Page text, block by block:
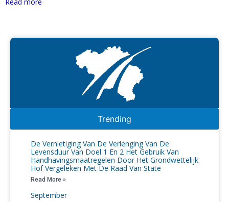
Trending
De Vernietiging Van De Verlenging Van De
Levensduur Van Doel 1 En 2 Het Gebruik Van
Handhavingsmaatregelen Door Het Grondwettelijk
Hof Vergeleken Met De Raad Van State
Read More »
September